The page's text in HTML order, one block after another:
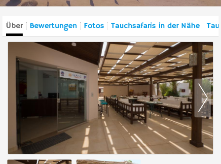
Über Bewertungen Fotos Tauchsafaris in der Nähe